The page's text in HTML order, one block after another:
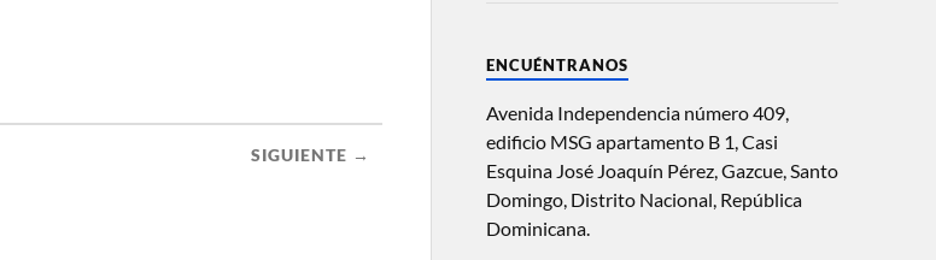
SIGUIENTE →
ENCUÉNTRANOS
Avenida Independencia número 409,
edificio MSG apartamento B 1, Casi
Esquina José Joaquín Pérez, Gazcue, Santo
Domingo, Distrito Nacional, República
Dominicana.